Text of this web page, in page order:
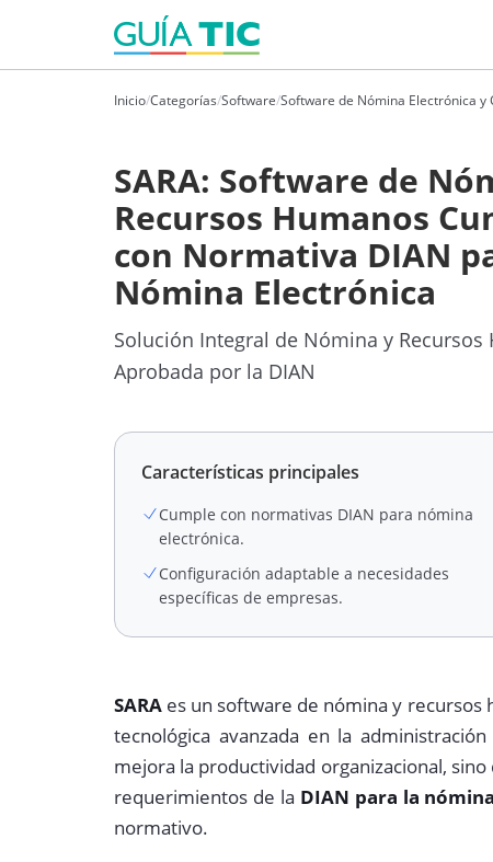
Inicio/Categorías/Software/Software de Nómina Electrónica y
SARA: Software de
Recursos Humanos
con Normativa DIAN
Nómina Electrónica
Solución Integral de Nómina y Recursos
Aprobada por la DIAN
Características principales
Cumple con normativas DIAN para nómina
electrónica.
Configuración adaptable a necesidades
específicas de empresas.
SARA es un software de nómina y recursos
tecnológica avanzada en la
mejora la productividad organizacional,
requerimientos de la DIAN para la
normativo.